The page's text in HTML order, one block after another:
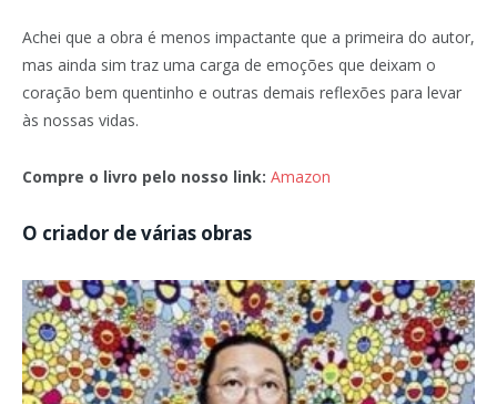
Achei que a obra é menos impactante que a primeira do autor,
mas ainda sim traz uma carga de emoções que deixam o
coração bem quentinho e outras demais reflexões para levar
às nossas vidas.
Compre o livro pelo nosso link: Amazon
O criador de várias obras